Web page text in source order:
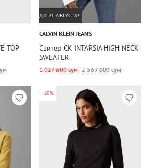
TOP
ДО 31 АВГУСТА!
CALVIN KLEIN JEANS
Свитер CK INTARSIA HIGH NECK
SWEATER
1 027 600 сум 2 569 000 сум
-60%